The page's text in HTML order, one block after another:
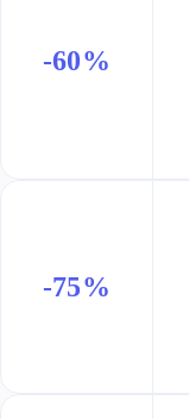
-60%
-75%